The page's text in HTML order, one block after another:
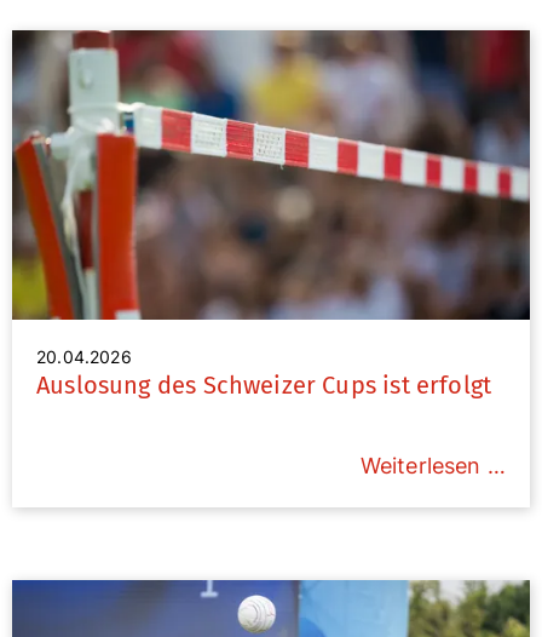
20.04.2026
Auslosung des Schweizer Cups ist erfolgt
Weiterlesen …